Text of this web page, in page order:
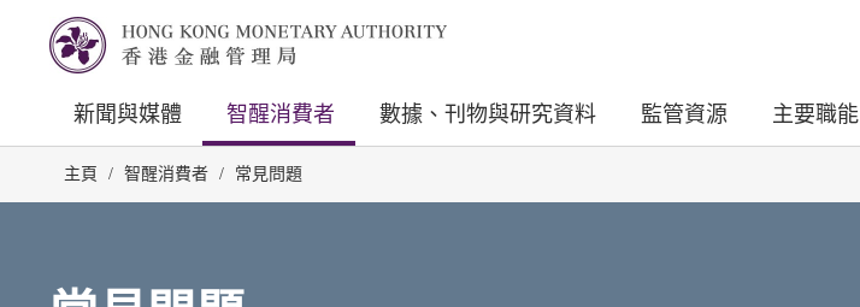
新聞與媒體 智醒消費者 數據、刊物與研究資料 監管資源 主要職能
主頁 / 智醒消費者 / 常見問題